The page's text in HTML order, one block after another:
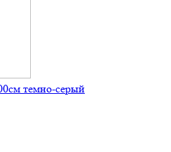
темно-серый